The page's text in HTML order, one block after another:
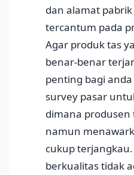
dan alamat
tercantum pada
Agar produk tas
benar-benar
penting bagi
survey pasar
dimana produsen
namun
cukup
berkualitas tidak